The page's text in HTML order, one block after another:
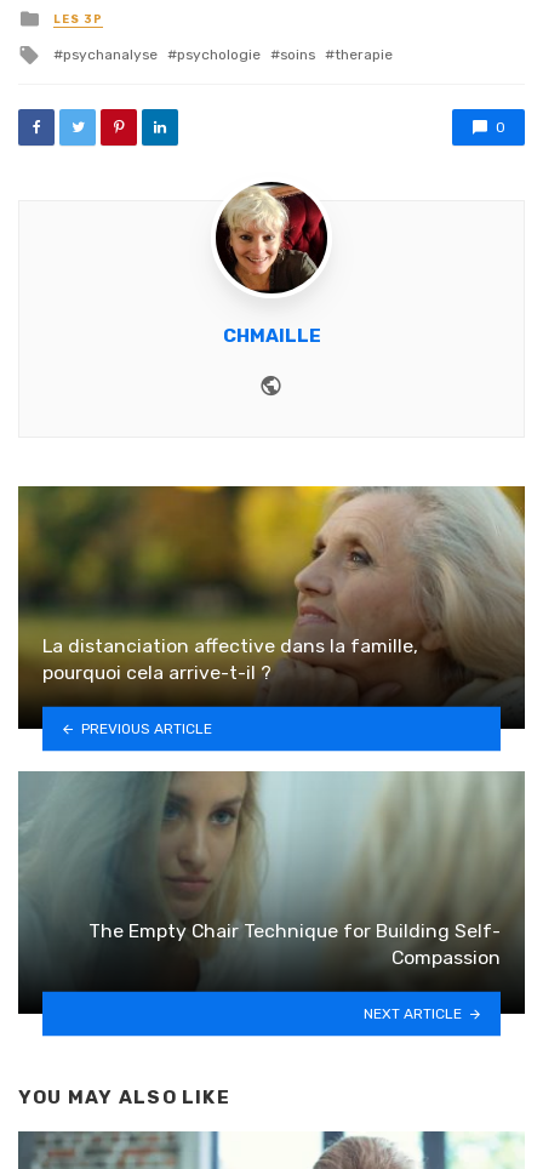
Posted in
LES 3P
Tagged with
psychanalyse psychologie soins therapie
0
CHMAILLE
La distanciation affective dans la famille,
pourquoi cela arrive-t-il ?
PREVIOUS ARTICLE
The Empty Chair Technique for Building Self-
Compassion
NEXT ARTICLE
YOU MAY ALSO LIKE